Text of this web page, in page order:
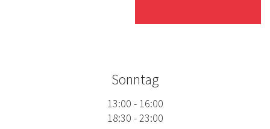
Sonntag
13:00 - 16:00
18:30 -23:00